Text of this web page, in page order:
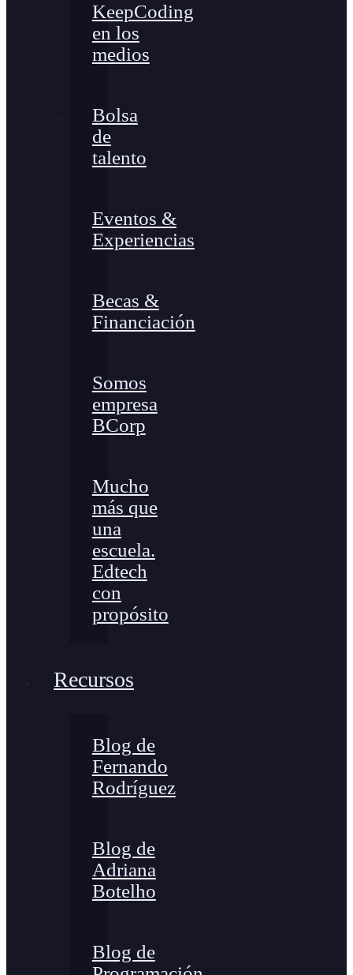
KeepCoding
en los
medios
Bolsa
de
talento
Eventos &
Experiencias
Becas &
Financiación
Somos
empresa
BCorp
Mucho
más que
una
escuela.
Edtech
con
propósito
Recursos
Blog de
Fernando
Rodríguez
Blog de
Adriana
Botelho
Blog de